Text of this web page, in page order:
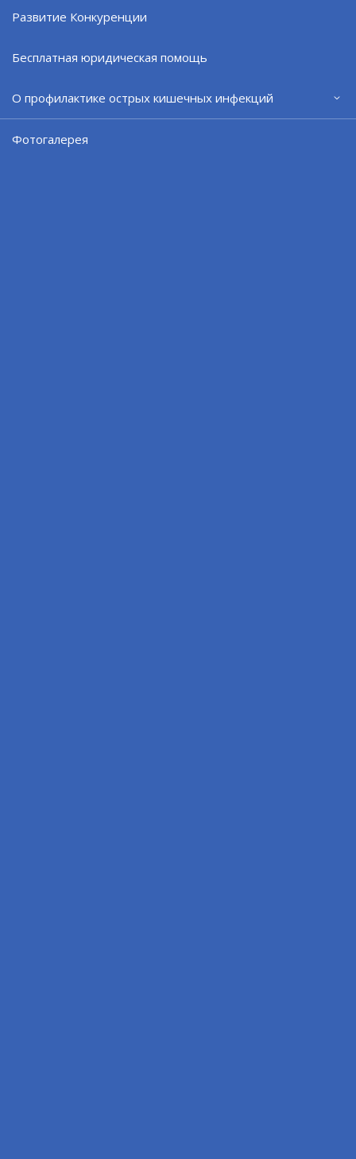
Развитие Конкуренции
Бесплатная юридическая помощь
О профилактике острых кишечных инфекций
Фотогалерея